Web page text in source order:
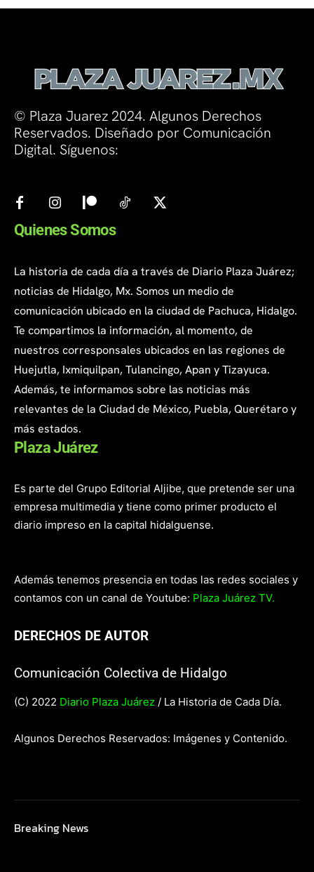
© Plaza Juarez 2024. Algunos Derechos
Reservados. Diseñado por Comunicación
Digital. Síguenos:
Quienes Somos
La historia de cada día a través de Diario Plaza Juárez;
noticias de Hidalgo, Mx. Somos un medio de
comunicación ubicado en la ciudad de Pachuca, Hidalgo.
Te compartimos la información, al momento, de
nuestros corresponsales ubicados en las regiones de
Huejutla, Ixmiquilpan, Tulancingo, Apan y Tizayuca.
Además, te informamos sobre las noticias más
relevantes de la Ciudad de México, Puebla, Querétaro y
más estados.
Plaza Juárez
Es parte del Grupo Editorial Aljibe, que pretende ser una
empresa multimedia y tiene como primer producto el
diario impreso en la capital hidalguense.
Además tenemos presencia en todas las redes sociales y
contamos con un canal de Youtube: Plaza Juárez TV.
DERECHOS DE AUTOR
Comunicación Colectiva de Hidalgo
(C) 2022 Diario Plaza Juárez / La Historia de Cada Día.
Algunos Derechos Reservados: Imágenes y Contenido.
Breaking News